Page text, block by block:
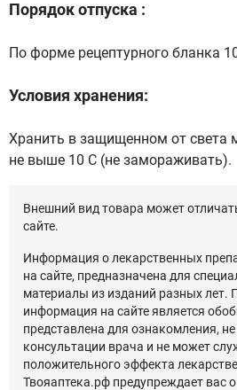
Порядок отпуска :
По форме рецептурного бланка
Условия хранения:
Хранить в защищенном от света
не выше 10 C (не замораживать).
Внешний вид товара может
сайте.
Информация о лекарственных
на сайте, предназначена для
материалы из изданий разных лет.
информация на сайте является
представлена для ознакомления,
консультации врача и не может
положительного эффекта
Твояаптека.рф предупреждает вас